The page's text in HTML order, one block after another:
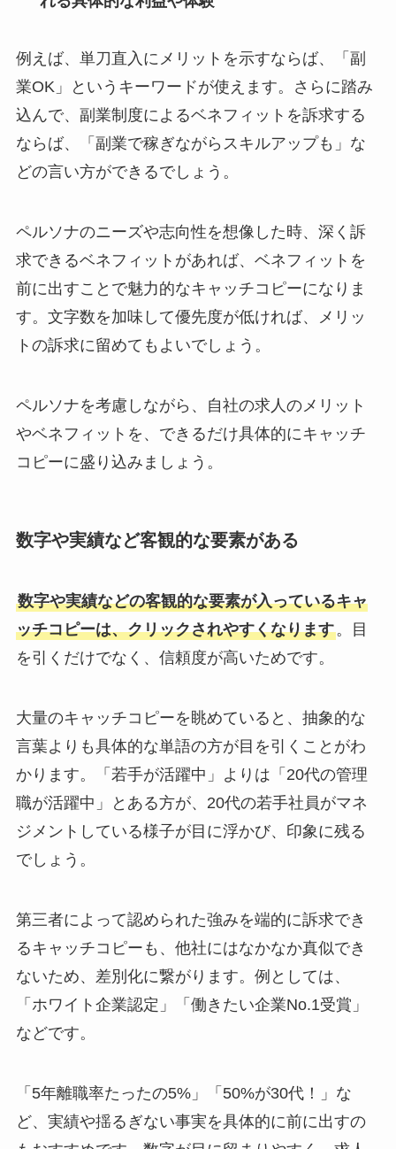
例えば、単刀直入にメリットを示すならば、「副
業OK」というキーワードが使えます。さらに踏み
込んで、副業制度によるベネフィットを訴求する
ならば、「副業で稼ぎながらスキルアップも」な
どの言い方ができるでしょう。
ペルソナのニーズや志向性を想像した時、深く訴
求できるベネフィットがあれば、ベネフィットを
前に出すことで魅力的なキャッチコピーになりま
す。文字数を加味して優先度が低ければ、メリッ
トの訴求に留めてもよいでしょう。
ペルソナを考慮しながら、自社の求人のメリット
やベネフィットを、できるだけ具体的にキャッチ
コピーに盛り込みましょう。
数字や実績など客観的な要素がある
数字や実績などの客観的な要素が入っているキャ
ッチコピーは、クリックされやすくなります。目
を引くだけでなく、信頼度が高いためです。
大量のキャッチコピーを眺めていると、抽象的な
言葉よりも具体的な単語の方が目を引くことがわ
かります。「若手が活躍中」よりは「20代の管理
職が活躍中」とある方が、20代の若手社員がマネ
ジメントしている様子が目に浮かび、印象に残る
でしょう。
第三者によって認められた強みを端的に訴求でき
るキャッチコピーも、他社にはなかなか真似でき
ないため、差別化に繋がります。例としては、
「ホワイト企業認定」「働きたい企業No.1受賞」
などです。
「5年離職率たったの5%」「50%が30代！」な
ど、実績や揺るぎない事実を具体的に前に出すの